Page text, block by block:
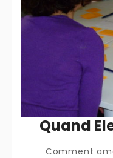
Quand
Comment